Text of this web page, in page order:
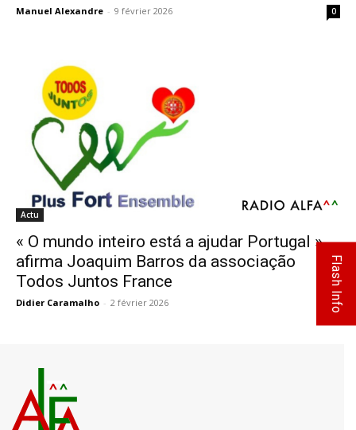
Manuel Alexandre - 9 février 2026 0
Actu
« O mundo inteiro está a ajudar Portugal »,
afirma Joaquim Barros da associação
Todos Juntos France
Didier Caramalho - 2 février 2026 0
Flash Info